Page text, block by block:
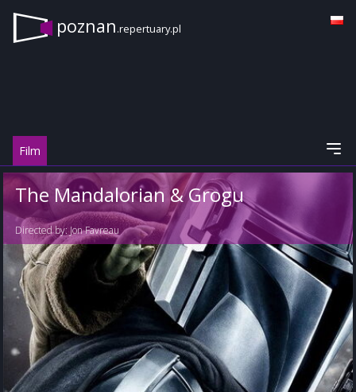
poznan.repertuary.pl
Film
The Mandalorian & Grogu
Directed by: Jon Favreau